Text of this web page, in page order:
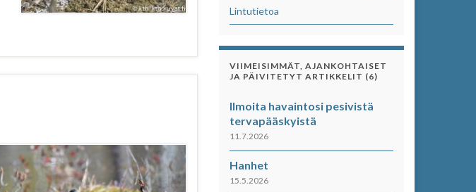
Lintutietoa
VIIMEISIMMÄT, AJANKOHTAISET
JA PÄIVITETYT ARTIKKELIT (6)
Ilmoita havaintosi pesivistä
tervapääskyistä
11.7.2026
Hanhet
15.5.2026